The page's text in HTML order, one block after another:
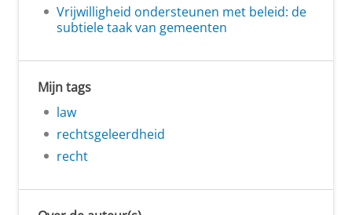
Vrijwilligheid ondersteunen met beleid: de
subtiele taak van gemeenten
Mijn tags
law
rechtsgeleerdheid
recht